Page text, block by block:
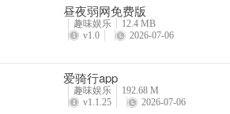
昼夜弱网免费版
趣味娱乐
12.4 MB
v1.0
2026-07-06
爱骑行app
趣味娱乐
192.68 M
v1.1.25
2026-07-06